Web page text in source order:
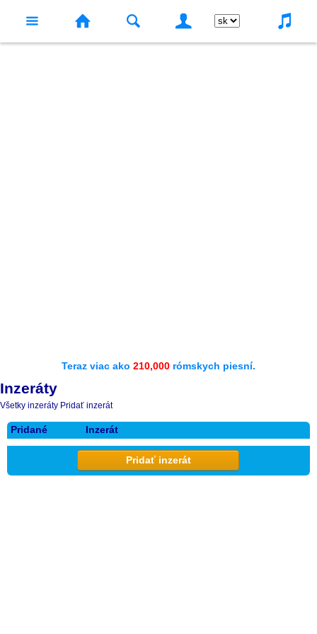
Teraz viac ako 210,000 rómskych piesní.
Inzeráty
Všetky inzeráty Pridať inzerát
Pridané Inzerát
Pridať inzerát